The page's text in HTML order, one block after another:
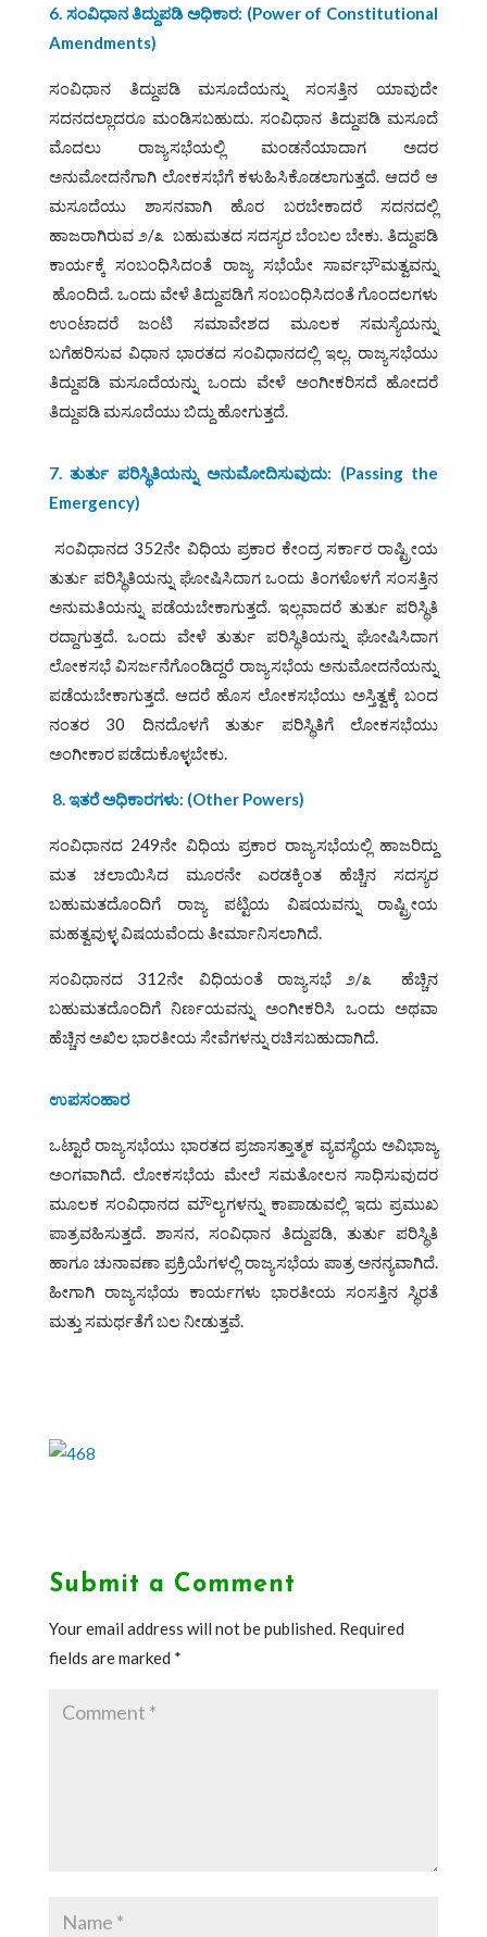
6. ಸಂವಿಧಾನ ತಿದ್ದುಪಡಿ ಅಧಿಕಾರ: (Power of Constitutional
Amendments)
ಸಂವಿಧಾನ ತಿದ್ದುಪಡಿ ಮಸೂದೆಯನ್ನು ಸಂಸತ್ತಿನ ಯಾವುದೇ
ಸದನದಲ್ಲಾದರೂ ಮಂಡಿಸಬಹುದು. ಸಂವಿಧಾನ ತಿದ್ದುಪಡಿ ಮಸೂದೆ
ಮೊದಲು ರಾಜ್ಯಸಭೆಯಲ್ಲಿ ಮಂಡನೆಯಾದಾಗ ಅದರ
ಅನುಮೋದನೆಗಾಗಿ ಲೋಕಸಭೆಗೆ ಕಳುಹಿಸಿಕೊಡಲಾಗುತ್ತದೆ. ಆದರೆ ಆ
ಮಸೂದೆಯು ಶಾಸನವಾಗಿ ಹೊರ ಬರಬೇಕಾದರೆ ಸದನದಲ್ಲಿ
ಹಾಜರಾಗಿರುವ ೨/೩ ಬಹುಮತದ ಸದಸ್ಯರ ಬೆಂಬಲ ಬೇಕು. ತಿದ್ದುಪಡಿ
ಕಾರ್ಯಕ್ಕೆ ಸಂಬಂಧಿಸಿದಂತೆ ರಾಜ್ಯ ಸಭೆಯೇ ಸಾರ್ವಭೌಮತ್ವವನ್ನು
ಹೊಂದಿದೆ. ಒಂದು ವೇಳೆ ತಿದ್ದುಪಡಿಗೆ ಸಂಬಂಧಿಸಿದಂತೆ ಗೊಂದಲಗಳು
ಉಂಟಾದರೆ ಜಂಟಿ ಸಮಾವೇಶದ ಮೂಲಕ ಸಮಸ್ಯೆಯನ್ನು
ಬಗೆಹರಿಸುವ ವಿಧಾನ ಭಾರತದ ಸಂವಿಧಾನದಲ್ಲಿ ಇಲ್ಲ. ರಾಜ್ಯಸಭೆಯು
ತಿದ್ದುಪಡಿ ಮಸೂದೆಯನ್ನು ಒಂದು ವೇಳೆ ಅಂಗೀಕರಿಸದೆ ಹೋದರೆ
ತಿದ್ದುಪಡಿ ಮಸೂದೆಯು ಬಿದ್ದು ಹೋಗುತ್ತದೆ.
7. ತುರ್ತು ಪರಿಸ್ಥಿತಿಯನ್ನು ಅನುಮೋದಿಸುವುದು: (Passing the
Emergency)
ಸಂವಿಧಾನದ 352ನೇ ವಿಧಿಯ ಪ್ರಕಾರ ಕೇಂದ್ರ ಸರ್ಕಾರ ರಾಷ್ಟ್ರೀಯ
ತುರ್ತು ಪರಿಸ್ಥಿತಿಯನ್ನು ಘೋಷಿಸಿದಾಗ ಒಂದು ತಿಂಗಳೊಳಗೆ ಸಂಸತ್ತಿನ
ಅನುಮತಿಯನ್ನು ಪಡೆಯಬೇಕಾಗುತ್ತದೆ. ಇಲ್ಲವಾದರೆ ತುರ್ತು ಪರಿಸ್ಥಿತಿ
ರದ್ದಾಗುತ್ತದೆ. ಒಂದು ವೇಳೆ ತುರ್ತು ಪರಿಸ್ಥಿತಿಯನ್ನು ಘೋಷಿಸಿದಾಗ
ಲೋಕಸಭೆ ವಿಸರ್ಜನೆಗೊಂಡಿದ್ದರೆ ರಾಜ್ಯಸಭೆಯ ಅನುಮೋದನೆಯನ್ನು
ಪಡೆಯಬೇಕಾಗುತ್ತದೆ. ಆದರೆ ಹೊಸ ಲೋಕಸಭೆಯು ಅಸ್ತಿತ್ವಕ್ಕೆ ಬಂದ
ನಂತರ 30 ದಿನದೊಳಗೆ ತುರ್ತು ಪರಿಸ್ಥಿತಿಗೆ ಲೋಕಸಭೆಯು
ಅಂಗೀಕಾರ ಪಡೆದುಕೊಳ್ಳಬೇಕು.
8. ಇತರೆ ಅಧಿಕಾರಗಳು: (Other Powers)
ಸಂವಿಧಾನದ 249ನೇ ವಿಧಿಯ ಪ್ರಕಾರ ರಾಜ್ಯಸಭೆಯಲ್ಲಿ ಹಾಜರಿದ್ದು
ಮತ ಚಲಾಯಿಸಿದ ಮೂರನೇ ಎರಡಕ್ಕಿಂತ ಹೆಚ್ಚಿನ ಸದಸ್ಯರ
ಬಹುಮತದೊಂದಿಗೆ ರಾಜ್ಯ ಪಟ್ಟಿಯ ವಿಷಯವನ್ನು ರಾಷ್ಟ್ರೀಯ
ಮಹತ್ವವುಳ್ಳ ವಿಷಯವೆಂದು ತೀರ್ಮಾನಿಸಲಾಗಿದೆ.
ಸಂವಿಧಾನದ 312ನೇ ವಿಧಿಯಂತೆ ರಾಜ್ಯಸಭೆ ೨/೩ ಹೆಚ್ಚಿನ
ಬಹುಮತದೊಂದಿಗೆ ನಿರ್ಣಯವನ್ನು ಅಂಗೀಕರಿಸಿ ಒಂದು ಅಥವಾ
ಹೆಚ್ಚಿನ ಅಖಿಲ ಭಾರತೀಯ ಸೇವೆಗಳನ್ನು ರಚಿಸಬಹುದಾಗಿದೆ.
ಉಪಸಂಹಾರ
ಒಟ್ಟಾರೆ ರಾಜ್ಯಸಭೆಯು ಭಾರತದ ಪ್ರಜಾಸತ್ತಾತ್ಮಕ ವ್ಯವಸ್ಥೆಯ ಅವಿಭಾಜ್ಯ
ಅಂಗವಾಗಿದೆ. ಲೋಕಸಭೆಯ ಮೇಲೆ ಸಮತೋಲನ ಸಾಧಿಸುವುದರ
ಮೂಲಕ ಸಂವಿಧಾನದ ಮೌಲ್ಯಗಳನ್ನು ಕಾಪಾಡುವಲ್ಲಿ ಇದು ಪ್ರಮುಖ
ಪಾತ್ರವಹಿಸುತ್ತದೆ. ಶಾಸನ, ಸಂವಿಧಾನ ತಿದ್ದುಪಡಿ, ತುರ್ತು ಪರಿಸ್ಥಿತಿ
ಹಾಗೂ ಚುನಾವಣಾ ಪ್ರಕ್ರಿಯೆಗಳಲ್ಲಿ ರಾಜ್ಯಸಭೆಯ ಪಾತ್ರ ಅನನ್ಯವಾಗಿದೆ.
ಹೀಗಾಗಿ ರಾಜ್ಯಸಭೆಯ ಕಾರ್ಯಗಳು ಭಾರತೀಯ ಸಂಸತ್ತಿನ ಸ್ಥಿರತೆ
ಮತ್ತು ಸಮರ್ಥತೆಗೆ ಬಲ ನೀಡುತ್ತವೆ.
Submit a Comment
Your email address will not be published. Required
fields are marked *